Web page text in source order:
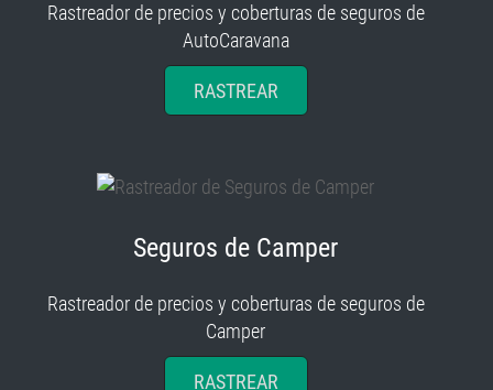
Rastreador de precios y coberturas de seguros de
AutoCaravana
RASTREAR
Seguros de Camper
Rastreador de precios y coberturas de seguros de
Camper
RASTREAR